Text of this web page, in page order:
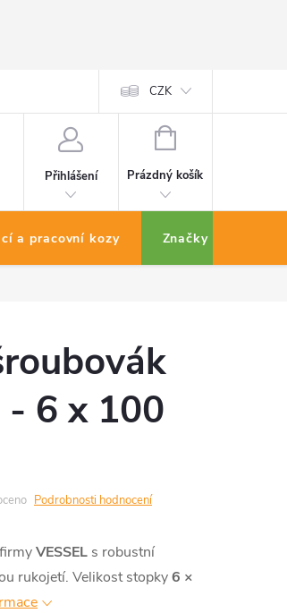
CZK
Přihlášení
NÁKUPNÍ
Prázdný košík
a pracovní kozy Značky
- 6 x 100
Podrobnosti hodnocení
VESSEL s robustní
rukojetí. Velikost stopky6 ×